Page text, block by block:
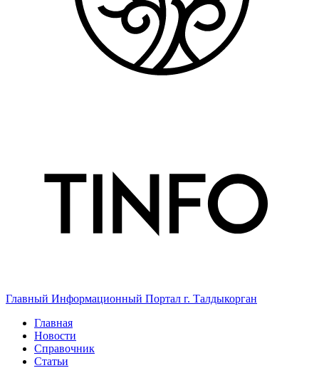
Главный Информационный Портал г. Талдыкорган
Главная
Новости
Справочник
Статьи